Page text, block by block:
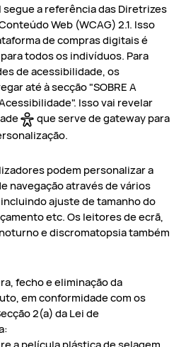
segue a referência das Diretrizes
Web (WCAG) 2.1. Isso
de compras digitais é
todos os indivíduos. Para
de acessibilidade, os
até à secção "SOBRE A
Isso vai revelar
que serve de gateway para
podem personalizar a
navegação através de vários
ajuste de tamanho do
etc. Os leitores de ecrã,
e discromatopsia também
fecho e eliminação da
em conformidade com os
2(a) da Lei de